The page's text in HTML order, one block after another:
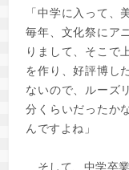
「中学に入って、
毎年、文化祭にア
りまして、そこで
を作り、好評博し
ないので、ルーズ
分くらいだったか
んですよね」
そして、中学卒業